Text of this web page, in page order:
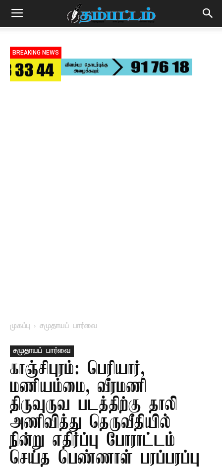
BREAKING NEWS
முகப்பு சமுதாயப் பார்வை
சமுதாயப் பார்வை
காஞ்சிபுரம்: பெரியார்,
மணியம்மை, வீரமணி
திருவுருவ படத்திற்கு தாலி
அணிவித்து தெருவீதியில்
நின்று எதிர்ப்பு போராட்டம்
செய்த பெண்ணாள் பரப்பரப்பு